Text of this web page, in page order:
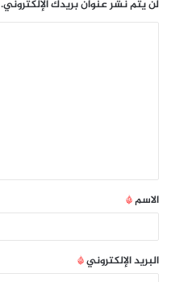
لن يتم نشر عنوان بريدك الإلكتروني.
الاسم*
البريد الإلكتروني*